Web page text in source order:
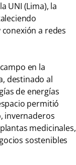
UNI (Lima), la
a redes
en la
destinado al
de energías
permitió
invernaderos
medicinales,
sostenibles